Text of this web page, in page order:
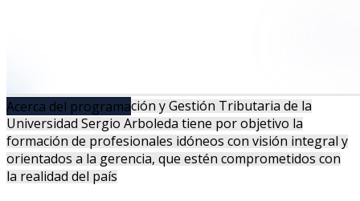
Acerca del programa
La Maestría en Dirección y Gestión Tributaria de la
Universidad Sergio Arboleda tiene por objetivo la
formación de profesionales idóneos con visión integral y
orientados a la gerencia, que estén comprometidos con
la realidad del país